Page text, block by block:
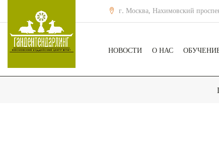
г. Москва, Нахимовский
НОВОСТИ О НАС